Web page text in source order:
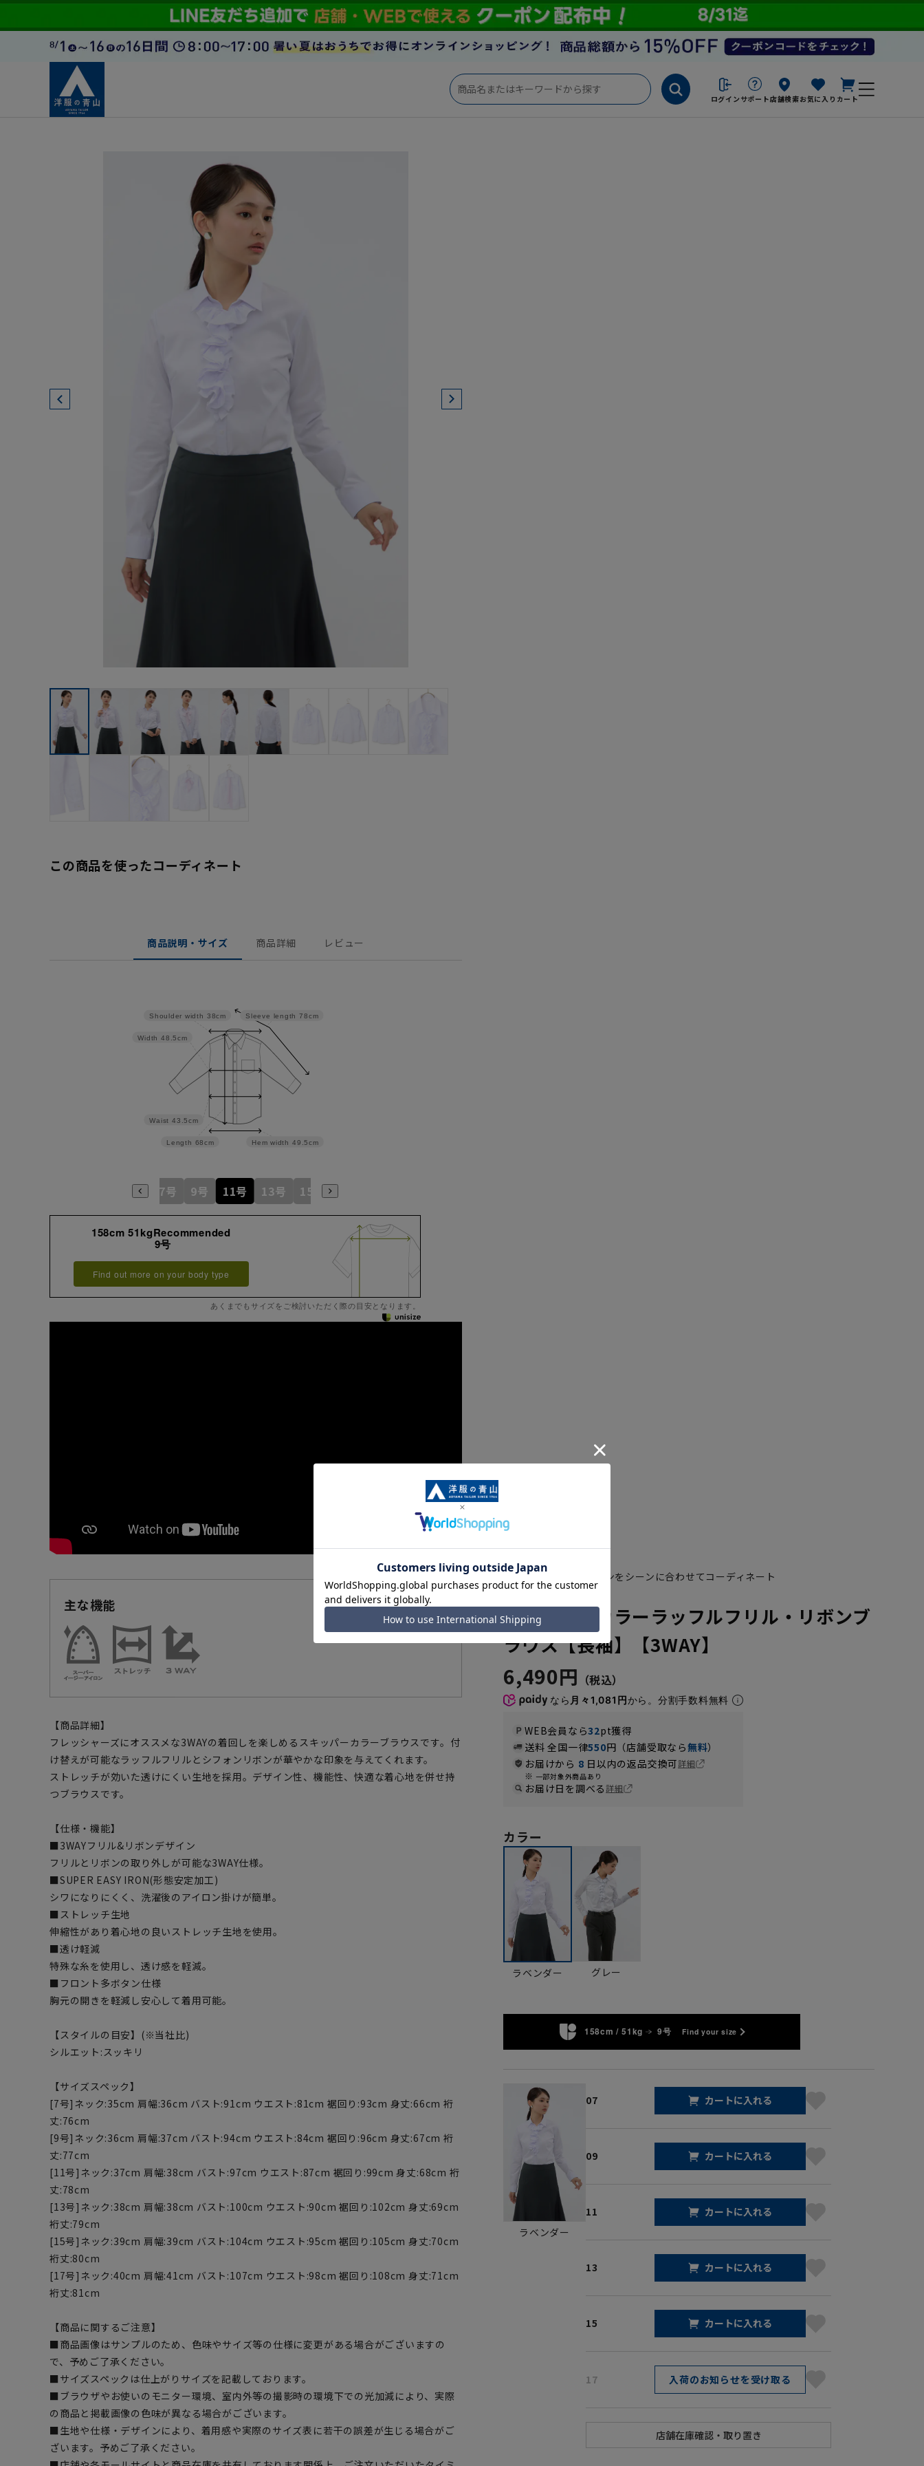
ログイン サポート店舗検索お気に入り カート
この商品を使ったコーディネート
商品説明・サイズ 商品詳細 レビュー
Hem width 49.5cm
Sleeve length 78cm
Length 68cm
Waist 43.5cm
Width 48.5cm
Shoulder width 38cm
7号 9号 11号 13号 15号
158cm 51kgRecommended
9号
Find out more on your body type
あくまでもサイズをご検討いただく際の目安となります。
主な機能 機能一覧
【商品詳細】
フレッシャーズにオススメな3WAYの着回しを楽しめるスキッパーカラーブラウスです。付
け替えが可能なラッフルフリルとシフォンリボンが華やかな印象を与えてくれます。
ストレッチが効いた透けにくい生地を採用。デザイン性、機能性、快適な着心地を併せ持
つブラウスです。
【仕様・機能】
■3WAYフリル&リボンデザイン
フリルとリボンの取り外しが可能な3WAY仕様。
■SUPER EASY IRON(形態安定加工)
シワになりにくく、洗濯後のアイロン掛けが簡単。
■ストレッチ生地
伸縮性があり着心地の良いストレッチ生地を使用。
■透け軽減
特殊な糸を使用し、透け感を軽減。
■フロント多ボタン仕様
胸元の開きを軽減し安心して着用可能。
【スタイルの目安】(※当社比)
シルエット:スッキリ
【サイズスペック】
[7号]ネック:35cm 肩幅:36cm バスト:91cm ウエスト:81cm 裾回り:93cm 身丈:66cm 裄
丈:76cm
[9号]ネック:36cm 肩幅:37cm バスト:94cm ウエスト:84cm 裾回り:96cm 身丈:67cm 裄
丈:77cm
[11号]ネック:37cm 肩幅:38cm バスト:97cm ウエスト:87cm 裾回り:99cm 身丈:68cm 裄
丈:78cm
[13号]ネック:38cm 肩幅:38cm バスト:100cm ウエスト:90cm 裾回り:102cm 身丈:69cm
裄丈:79cm
[15号]ネック:39cm 肩幅:39cm バスト:104cm ウエスト:95cm 裾回り:105cm 身丈:70cm
裄丈:80cm
[17号]ネック:40cm 肩幅:41cm バスト:107cm ウエスト:98cm 裾回り:108cm 身丈:71cm
裄丈:81cm
【商品に関するご注意】
■商品画像はサンプルのため、色味やサイズ等の仕様に変更がある場合がございますの
で、予めご了承ください。
■サイズスペックは仕上がりサイズを記載しております。
■ブラウザやお使いのモニター環境、室内外等の撮影時の環境下での光加減により、実際
の商品と掲載画像の色味が異なる場合がございます。
■生地や仕様・デザインにより、着用感や実際のサイズ表に若干の誤差が生じる場合がご
ざいます。予めご了承ください。
ラッフルフリル・リボンをシーンに合わせてコーディネート
RSF25105-72
スキッパーカラーラッフルフリル・リボンブ
ラウス【長袖】【3WAY】
6,490円
なら 月々1,081円から。分割手数料無料
WEB会員なら32pt獲得
送料 全国一律550円（店舗受取なら無料）
お届けから 8 日以内の返品交換可詳細
一部対象外商品あり
お届け日を調べる詳細
カラー
ラベンダー グレー
158cm / 51kg 9号 Find your size
ラベンダー
07 カートに入れる
09 カートに入れる
11 カートに入れる
13 カートに入れる
15 カートに入れる
17 入荷のお知らせを受け取る